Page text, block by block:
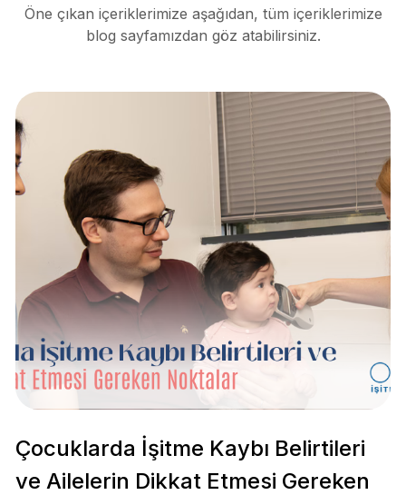
Öne çıkan içeriklerimize aşağıdan, tüm içeriklerimize
blog sayfamızdan göz atabilirsiniz.
Çocuklarda İşitme Kaybı Belirtileri
ve Ailelerin Dikkat Etmesi Gereken